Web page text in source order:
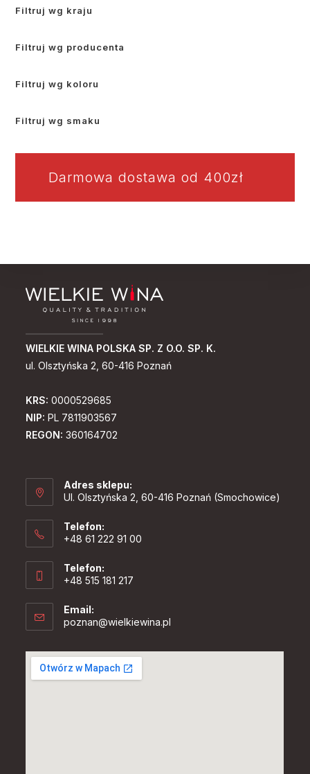
Filtruj wg kraju
Filtruj wg producenta
Filtruj wg koloru
Filtruj wg smaku
Darmowa dostawa od 400zł
WIELKIE WINA POLSKA SP. Z O.O. SP. K.
ul. Olsztyńska 2, 60-416 Poznań
KRS: 0000529685
NIP: PL 7811903567
REGON: 360164702
Adres sklepu:
Ul. Olsztyńska 2, 60-416 Poznań (Smochowice)
Telefon:
+48 61 222 91 00
Telefon:
+48 515 181 217
Email:
poznan@wielkiewina.pl